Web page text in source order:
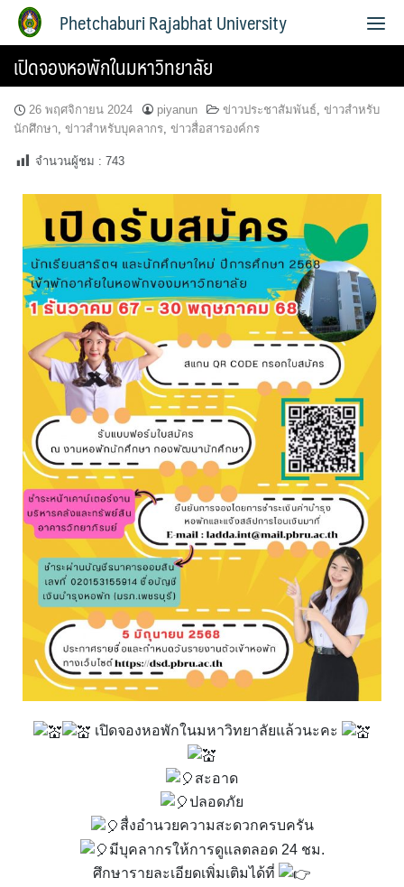
Phetchaburi Rajabhat University
เปิดจองหอพักในมหาวิทยาลัย
26 พฤศจิกายน 2024 piyanun ข่าวประชาสัมพันธ์, ข่าวสำหรับ
นักศึกษา, ข่าวสำหรับบุคลากร, ข่าวสื่อสารองค์กร
จำนวนผู้ชม : 743
เปิดจองหอพักในมหาวิทยาลัยแล้วนะคะ
สะอาด
ปลอดภัย
สื่งอำนวยความสะดวกครบครัน
มีบุคลากรให้การดูแลตลอด 24 ชม.
ศึกษารายละเอียดเพิ่มเติมได้ที่